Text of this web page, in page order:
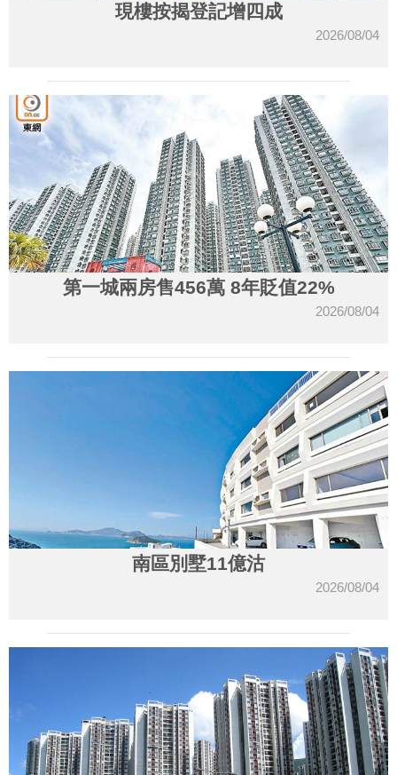
現樓按揭登記增四成
2026/08/04
第一城兩房售456萬 8年貶值22%
2026/08/04
南區別墅11億沽
2026/08/04